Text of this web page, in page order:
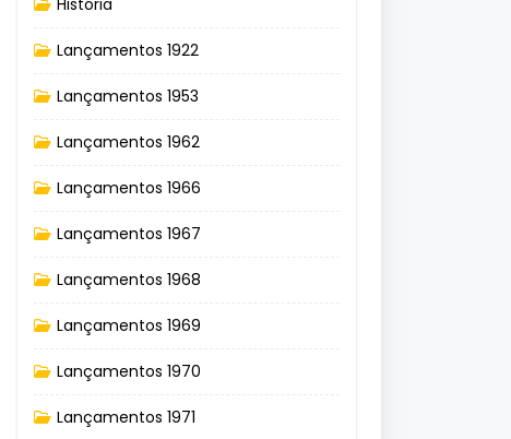
História
Lançamentos 1922
Lançamentos 1953
Lançamentos 1962
Lançamentos 1966
Lançamentos 1967
Lançamentos 1968
Lançamentos 1969
Lançamentos 1970
Lançamentos 1971